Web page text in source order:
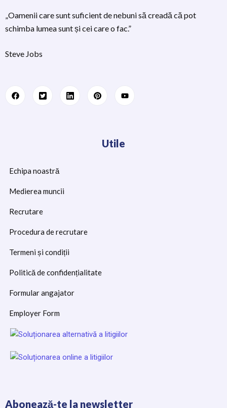
„Oamenii care sunt suficient de nebuni să creadă că pot
schimba lumea sunt și cei care o fac.”
Steve Jobs
Utile
Echipa noastră
Medierea muncii
Recrutare
Procedura de recrutare
Termeni și condiții
Politică de confidențialitate
Formular angajator
Employer Form
Abonează-te la newsletter